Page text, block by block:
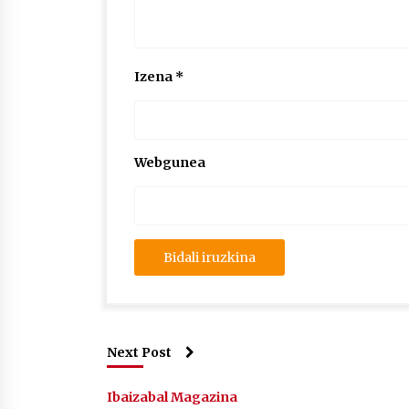
Izena *
Webgunea
Next Post
Ibaizabal Magazina